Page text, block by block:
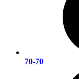
70-70